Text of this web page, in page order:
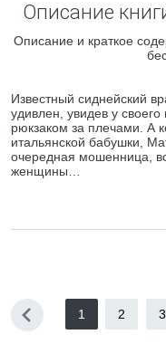
Описание
Описание и краткое
Известный сиднейский
удивлен, увидев у
рюкзаком за плечами. А
итальянской бабушки,
очередная мошенница,
женщины…
1 2 3